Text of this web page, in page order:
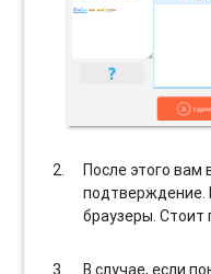
После этого
подтверждение.
браузеры. Стоит
В случае, если